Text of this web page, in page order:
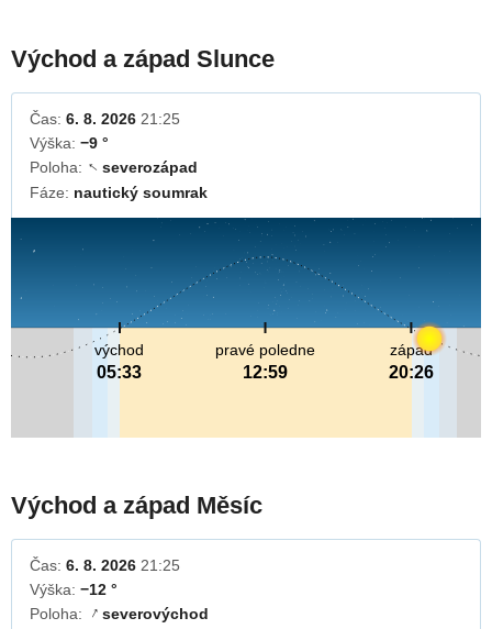
Východ a západ Slunce
Čas: 6. 8. 2026 21:25
Výška: −9 °
Poloha: ↓severozápad
Fáze: nautický soumrak
pravé poledne
12:59
východ
05:33
západ
20:26
Východ a západ Měsíc
Čas: 6. 8. 2026 21:25
Výška: −12 °
Poloha:
↓ severovýchod